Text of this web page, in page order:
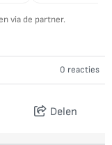
via de partner.
0 reacties
Delen